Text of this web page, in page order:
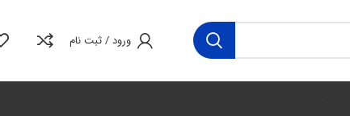
ورود / ثبت نام